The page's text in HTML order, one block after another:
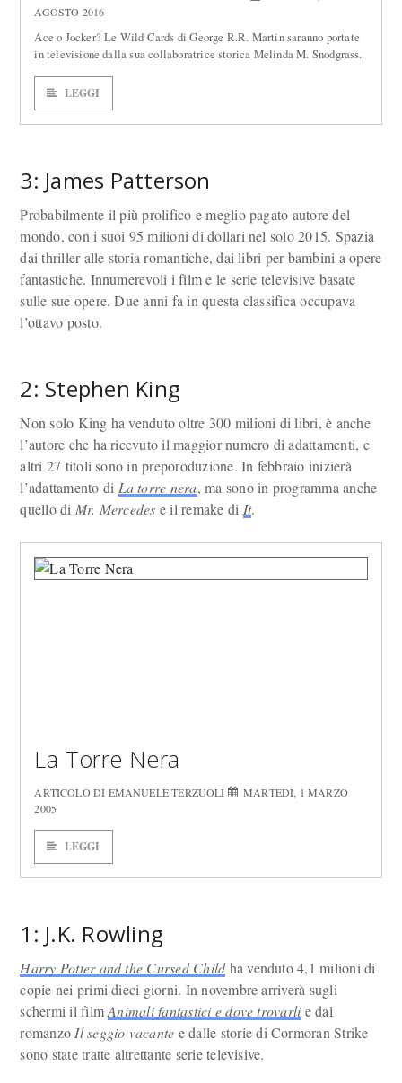
AGOSTO 2016
Ace o Jocker? Le Wild Cards di George R.R. Martin saranno portate
in televisione dalla sua collaboratrice storica Melinda M. Snodgrass.
LEGGI
3: James Patterson
Probabilmente il più prolifico e meglio pagato autore del
mondo, con i suoi 95 milioni di dollari nel solo 2015. Spazia
dai thriller alle storia romantiche, dai libri per bambini a opere
fantastiche. Innumerevoli i film e le serie televisive basate
sulle sue opere. Due anni fa in questa classifica occupava
l’ottavo posto.
2: Stephen King
Non solo King ha venduto oltre 300 milioni di libri, è anche
l’autore che ha ricevuto il maggior numero di adattamenti, e
altri 27 titoli sono in preporoduzione. In febbraio inizierà
l’adattamento di La torre nera, ma sono in programma anche
quello di Mr. Mercedes e il remake di It.
La Torre Nera
ARTICOLO DI EMANUELE TERZUOLI
MARTEDÌ, 1 MARZO
2005
LEGGI
1: J.K. Rowling
Harry Potter and the Cursed Childha venduto 4,1 milioni di
copie nei primi dieci giorni. In novembre arriverà sugli
schermi il filmAnimali fantastici e dove trovarlie dal
romanzo Il seggio vacante e dalle storie di Cormoran Strike
sono state tratte altrettante serie televisive.